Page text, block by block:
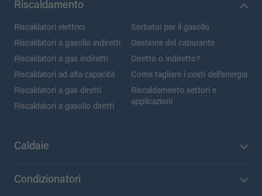
Riscaldamento
Riscaldatori elettrici
Riscaldatori a gasolio indiretti
Riscaldatori a gas indiretti
Riscaldatori ad alta capacità
Riscaldatori a gas diretti
Riscaldatori a gasolio diretti
Serbatoi per il gasolio
Gestione del caburante
Diretto o indiretto?
Come tagliare i costi dell’energia
Riscaldamento settori e
applicazioni
Caldaie
Condizionatori